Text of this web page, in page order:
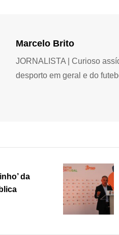
Marcelo Brito
JORNALISTA | Curioso
desporto em geral e do
da